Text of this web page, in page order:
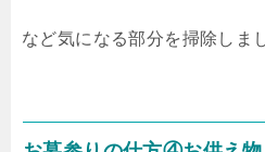
など気になる部分を掃除しま